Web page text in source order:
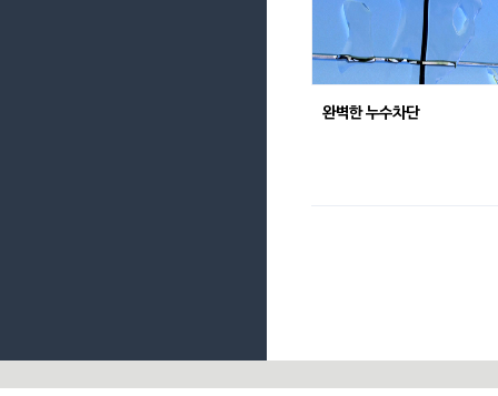
완벽한 누수차단